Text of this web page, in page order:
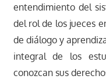
entendimiento del
del rol de los jueces
de diálogo y
integral de los
conozcan sus